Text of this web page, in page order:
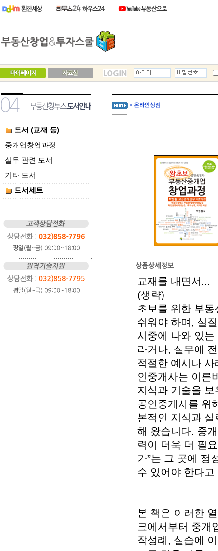
도서 (교재 등)
중개업창업과정
실무 관련 도서
기타 도서
도서세트
> 온라인상점
교재를 내면서...
(생략)
초보를 위한 부
쉬워야 하며, 실
시중에 나와 있
라거나, 실무에
적절한 예시나
인중개사는 이른
지식과 기술을 보
공인중개사를 위
본적인 지식과
해 왔습니다. 중
력이 더욱 더 필
가”는 그 곳에 정
수 있어야 한다고
본 책은 이러한
크에서부터 중개
작성례, 실습에